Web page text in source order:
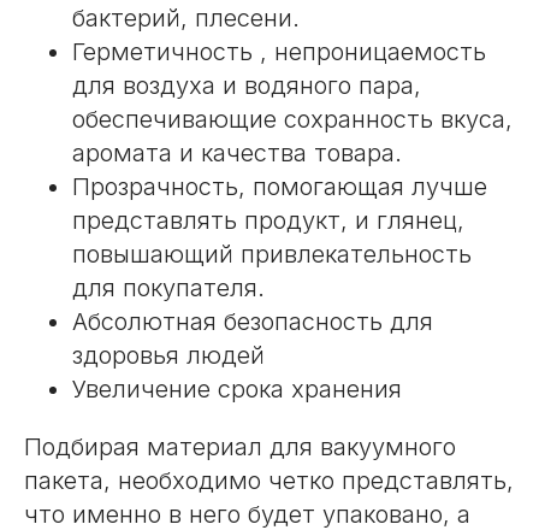
бактерий, плесени.
Герметичность , непроницаемость
для воздуха и водяного пара,
обеспечивающие сохранность вкуса,
аромата и качества товара.
Прозрачность, помогающая лучше
представлять продукт, и глянец,
повышающий привлекательность
для покупателя.
Абсолютная безопасность для
здоровья людей
Увеличение срока хранения
Подбирая материал для вакуумного
пакета, необходимо четко представлять,
что именно в него будет упаковано, а